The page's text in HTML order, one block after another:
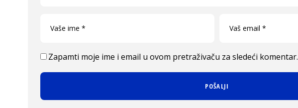
Zapamti moje ime i email u ovom pretraživaču za sledeći komentar.